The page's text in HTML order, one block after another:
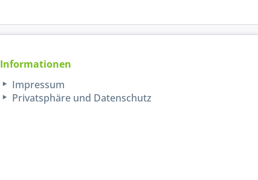
Informationen
Impressum
Privatsphäre und Datenschutz